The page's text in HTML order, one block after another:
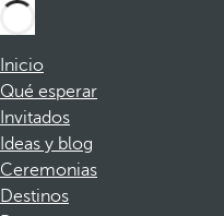
Inicio
Qué esperar
Invitados
Ideas y blog
Ceremonias
Destinos